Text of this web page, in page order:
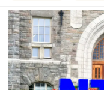
Tag:
opptak